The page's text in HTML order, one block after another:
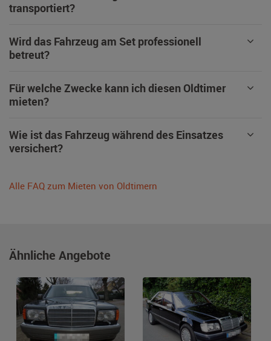
transportiert?
Wird das Fahrzeug am Set professionell
betreut?
Für welche Zwecke kann ich diesen Oldtimer
mieten?
Wie ist das Fahrzeug während des Einsatzes
versichert?
Alle FAQ zum Mieten von Oldtimern
Ähnliche Angebote